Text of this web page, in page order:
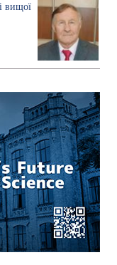
вищої